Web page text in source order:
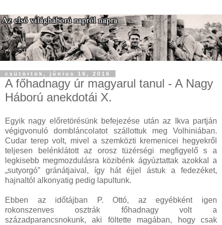
csütörtök, június 16, 2016
A főhadnagy úr magyarul tanul - A Nagy
Háború anekdotái X.
Egyik nagy előretörésünk befejezése után az Ikva partján
végigvonuló dombláncolatot szállottuk meg Volhiniában.
Cudar terep volt, mivel a szemközti kremenicei hegyekről
teljesen belénklátott az orosz tüzérségi megfigyelő s a
legkisebb megmozdulásra közibénk ágyúztattak azokkal a
„sutyorgó” gránátjaival, így hát éjjel ástuk a fedezéket,
hajnaltól alkonyatig pedig lapultunk.
Ebben az időtájban P. Ottó, az egyébként igen
rokonszenves osztrák főhadnagy volt a
századparancsnokunk, aki föltette magában, hogy csak